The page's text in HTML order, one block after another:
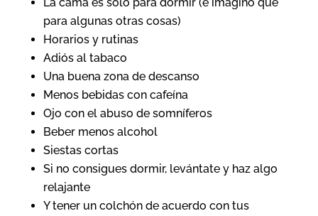
para algunas otras cosas)
Horarios y rutinas
Adiós al tabaco
Una buena zona de descanso
Menos bebidas con cafeína
Ojo con el abuso de somníferos
Beber menos alcohol
Siestas cortas
Si no consigues dormir, levántate y haz algo
relajante
Y tener un colchón de acuerdo con tus